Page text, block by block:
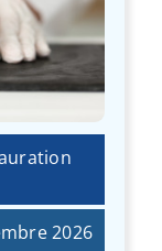
2026